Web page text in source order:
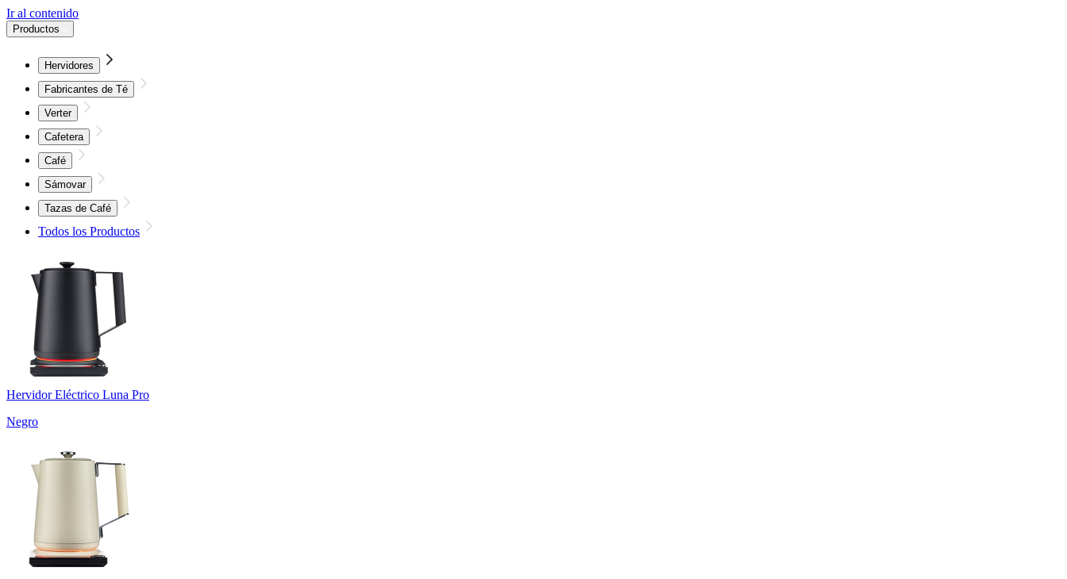
Ir al contenido
Productos
Hervidores
Fabricantes de Té
Verter
Cafetera
Café
Sámovar
Tazas de Café
Todos los Productos
Hervidor Eléctrico Luna Pro
Negro